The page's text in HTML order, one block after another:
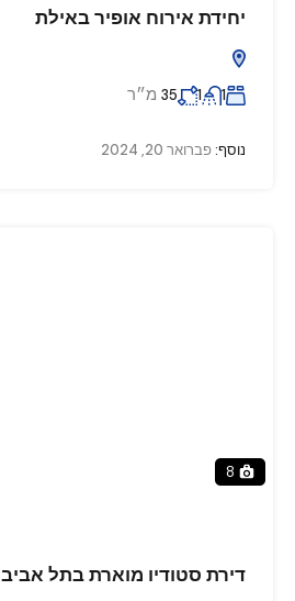
יחידת אירוח אופיר באילת
1
1
35 מ״ר
נוסף:פברואר 20, 2024
8
דירת סטודיו מוארת בתל אביב